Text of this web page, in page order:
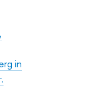
in